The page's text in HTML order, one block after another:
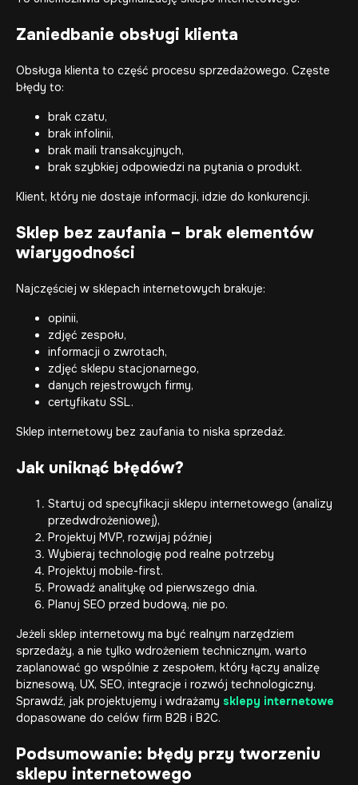
Zaniedbanie obsługi klienta
Obsługa klienta to część procesu sprzedażowego. Częste
błędy to:
brak czatu,
brak infolinii,
brak maili transakcyjnych,
brak szybkiej odpowiedzi na pytania o produkt.
Klient, który nie dostaje informacji, idzie do konkurencji.
Sklep bez zaufania – brak elementów
wiarygodności
Najczęściej w sklepach internetowych brakuje:
opinii,
zdjęć zespołu,
informacji o zwrotach,
zdjęć sklepu stacjonarnego,
danych rejestrowych firmy,
certyfikatu SSL.
Sklep internetowy bez zaufania to niska sprzedaż.
Jak uniknąć błędów?
Startuj od specyfikacji sklepu internetowego (analizy
przedwdrożeniowej),
Projektuj MVP, rozwijaj później
Wybieraj technologię pod realne potrzeby
Projektuj mobile-first.
Prowadź analitykę od pierwszego dnia.
Planuj SEO przed budową, nie po.
Jeżeli sklep internetowy ma być realnym narzędziem
sprzedaży, a nie tylko wdrożeniem technicznym, warto
zaplanować go wspólnie z zespołem, który łączy analizę
biznesową, UX, SEO, integracje i rozwój technologiczny.
Sprawdź, jak projektujemy i wdrażamy sklepy internetowe
dopasowane do celów firm B2B i B2C.
Podsumowanie: błędy przy tworzeniu
sklepu internetowego